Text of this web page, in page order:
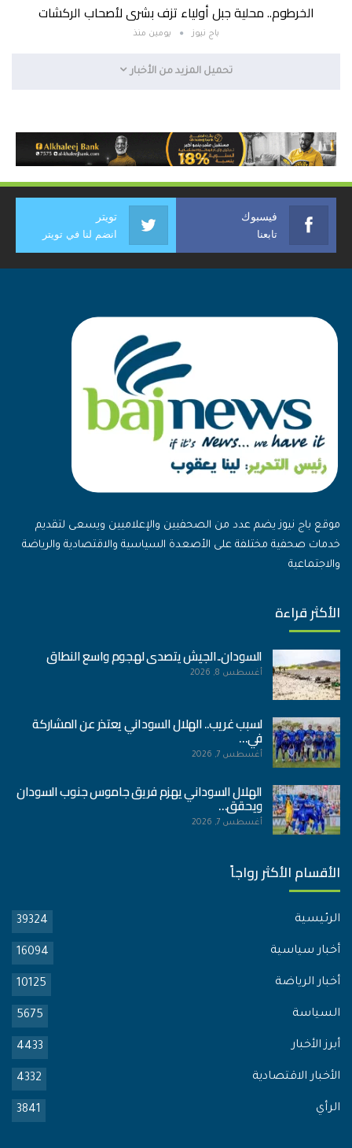
الخرطوم.. محلية جبل أولياء تزف بشرى لأصحاب الركشات
باج نيوز يومين منذ
تحميل المزيد من الأخبار
فيسبوك
تابعنا
تويتر
انضم لنا في تويتر
موقع باج نيوز يضم عدد من الصحفيين والإعلاميين ويسعى لتقديم
خدمات صحفية مختلفة على الأصعدة السياسية والاقتصادية والرياضة
والاجتماعية
الأكثر قراءة
السودان..الجيش يتصدى لهجوم واسع النطاق
أغسطس 8, 2026
لسبب غريب.. الهلال السوداني يعتذر عن المشاركة
في…
أغسطس 7, 2026
الهلال السوداني يهزم فريق جاموس جنوب السودان
ويحقق…
أغسطس 7, 2026
الأقسام الأكثر رواجاً
الرئيسية 39324
أخبار سياسية 16094
أخبار الرياضة 10125
السياسة 5675
أبرز الأخبار 4433
الأخبار الاقتصادية 4332
الرأي 3841